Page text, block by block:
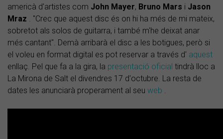
americà d'artistes com John Mayer, Bruno Mars i Jason
Mraz . "Crec que aquest disc és on hi ha més de mi mateix,
sobretot als solos de guitarra, i també m'he deixat anar
més cantant". Demà arribarà el disc a les botigues, però si
el voleu en format digital es pot reservar a través d' aquest
enllaç. Pel que fa a la gira, la presentació oficial tindrà lloc a
La Mirona de Salt el divendres 17 d'octubre. La resta de
dates les anunciarà properament al seu web